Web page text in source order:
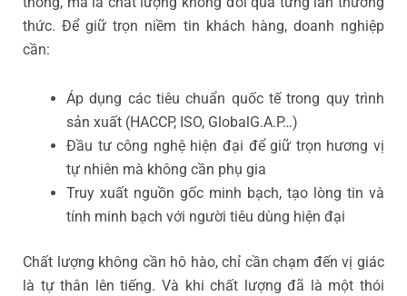
thức. Để giữ trọn niềm tin khách hàng, doanh nghiệp
cần:
Áp dụng các tiêu chuẩn quốc tế trong quy trình
sản xuất (HACCP, ISO, GlobalG.A.P…)
Đầu tư công nghệ hiện đại để giữ trọn hương vị
tự nhiên mà không cần phụ gia
Truy xuất nguồn gốc minh bạch, tạo lòng tin và
tính minh bạch với người tiêu dùng hiện đại
Chất lượng không cần hô hào, chỉ cần chạm đến vị giác
là tự thân lên tiếng. Và khi chất lượng đã là một thói